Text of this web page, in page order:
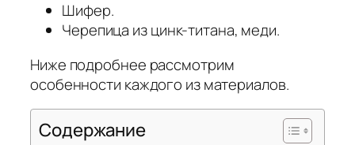
Шифер.
Черепица из цинк-титана, меди.
Ниже подробнее рассмотрим
особенности каждого из материалов.
Содержание